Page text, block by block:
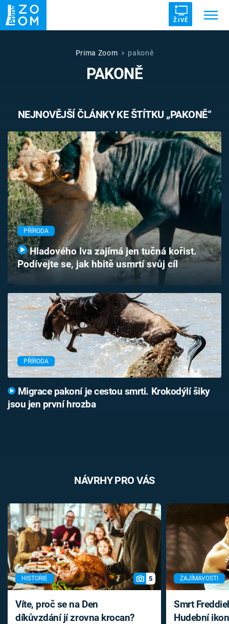
ŽIVĚ
UFO DRUHÁ SVĚTOVÁ VÁLKA
VETŘELCI DÁVNOVĚKU
Témata
Témata
Pořady
TV Program
Časopis
Sledujte prima+
Přihlášení
Sledujte nás
Prima Zoom pakoně
PAKONĚ
NEJNOVĚJŠÍ ČLÁNKY KE ŠTÍTKU „PAKONĚ“
PŘÍRODA
Hladového lva zajímá jen tučná kořist.
Podívejte se, jak hbitě usmrtí svůj cíl
PŘÍRODA
Migrace pakoní je cestou smrti. Krokodýlí šiky
jsou jen první hrozba
NÁVRHY PRO VÁS
HISTORIE 5
Víte, proč se na Den
díkůvzdání jí zrovna krocan?
ZAJÍMAVOSTI
Smrt
Hudební